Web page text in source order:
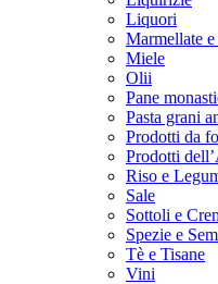
Liquori
Marmellate
Miele
Olii
Pane
Pasta grani
Prodotti da
Prodotti
Riso e
Sale
Sottoli e
Spezie e
Tè e Tisane
Vini